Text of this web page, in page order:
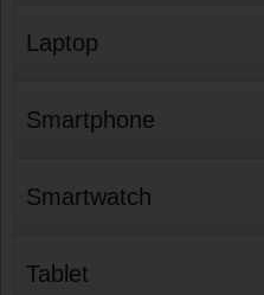
Laptop
Smartphone
Smartwatch
Tablet